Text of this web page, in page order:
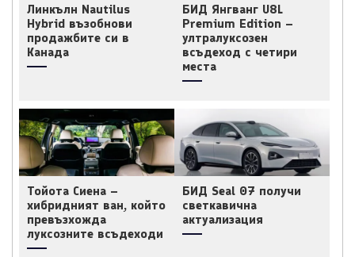
Линкълн Nautilus
Hybrid възобнови
продажбите си в
Канада
БИД Янгванг U8L
Premium Edition –
ултралуксозен
всъдеход с четири
места
Тойота Сиена –
хибридният ван, който
превъзхожда
луксозните всъдеходи
БИД Seal 07 получи
светкавична
актуализация